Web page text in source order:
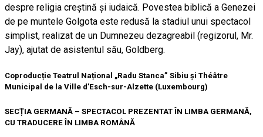
despre religia creștină și iudaică. Povestea biblică a Genezei
de pe muntele Golgota este redusă la stadiul unui spectacol
simplist, realizat de un Dumnezeu dezagreabil (regizorul, Mr.
Jay), ajutat de asistentul său, Goldberg.
Coproducție Teatrul Național „Radu Stanca” Sibiu și Théâtre
Municipal de la Ville d’Esch-sur-Alzette (Luxembourg)
SECȚIA GERMANĂ – SPECTACOL PREZENTAT ÎN LIMBA GERMANĂ,
CU TRADUCERE ÎN LIMBA ROMÂNĂ